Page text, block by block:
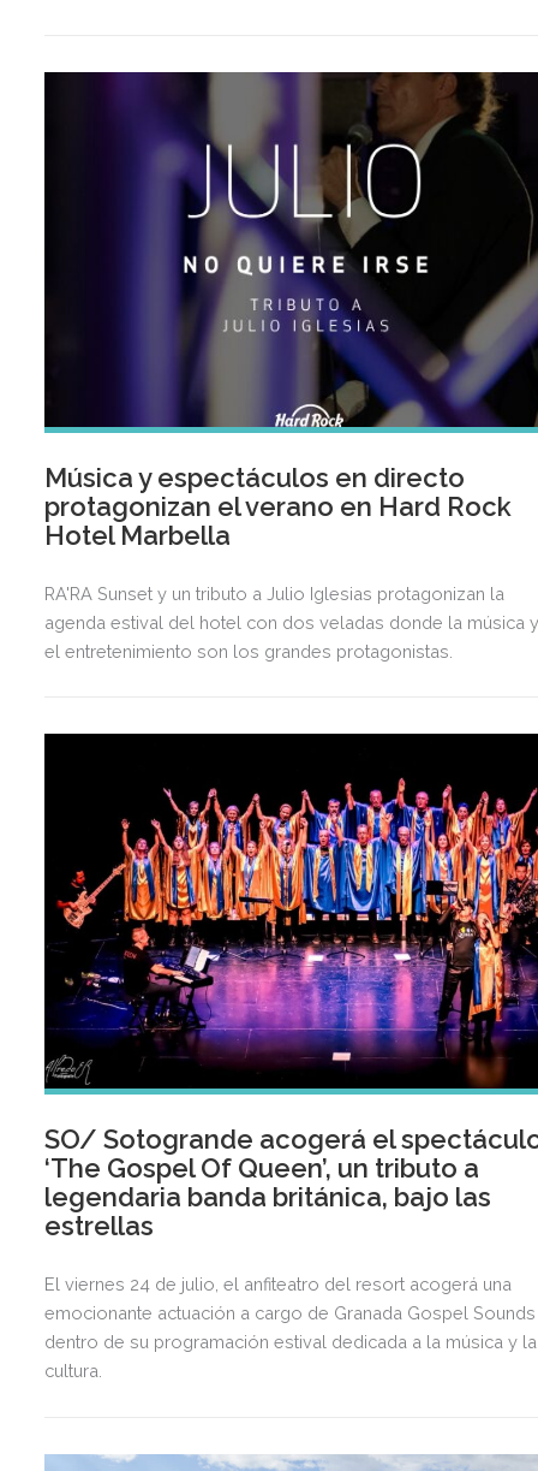
Música y espectáculos en directo
protagonizan el verano en Hard Rock
Hotel Marbella
RA'RA Sunset y un tributo a Julio Iglesias protagonizan la
agenda estival del hotel con dos veladas donde la música
el entretenimiento son los grandes protagonistas.
SO/ Sotogrande acogerá el
‘The Gospel Of Queen’, un tributo a
legendaria banda británica, bajo las
estrellas
El viernes 24 de julio, el anfiteatro del resort acogerá una
emocionante actuación a cargo de Granada Gospel Sounds
dentro de su programación estival dedicada a la música y la
cultura.